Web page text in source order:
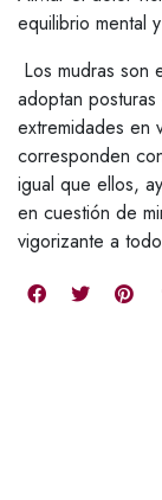
equilibrio mental
Los mudras son
adoptan
extremidades en
corresponden
igual que ellos,
en cuestión de
vigorizante a